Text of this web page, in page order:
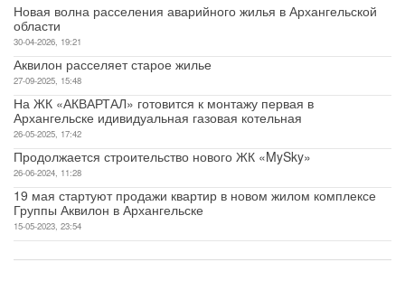
Новая волна расселения аварийного жилья в Архангельской
области
30-04-2026, 19:21
Аквилон расселяет старое жилье
27-09-2025, 15:48
На ЖК «АКВАРТАЛ» готовится к монтажу первая в
Архангельске идивидуальная газовая котельная
26-05-2025, 17:42
Продолжается строительство нового ЖК «MySky»
26-06-2024, 11:28
19 мая стартуют продажи квартир в новом жилом комплексе
Группы Аквилон в Архангельске
15-05-2023, 23:54